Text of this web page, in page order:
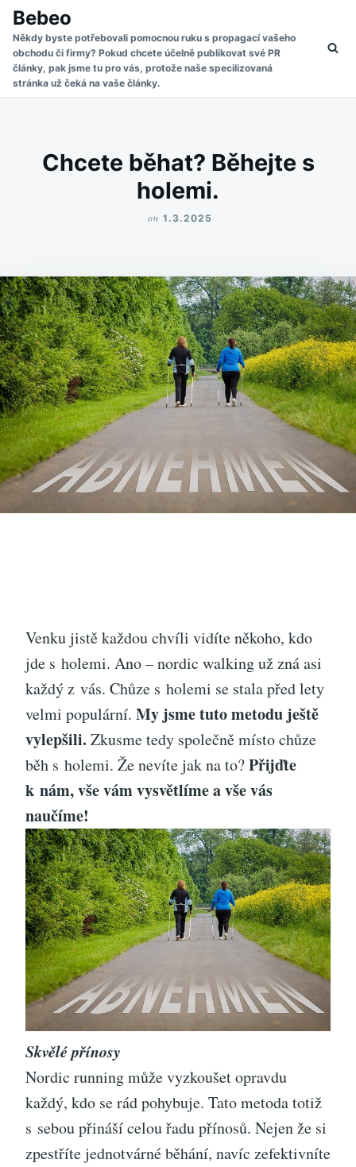
Skip
content
Search
for:
Bebeo
Někdy byste potřebovali pomocnou ruku s propagací vašeho
obchodu či firmy? Pokud chcete účelně publikovat své PR
články, pak jsme tu pro vás, protože naše specilizovaná
stránka už čeká na vaše články.
Chcete běhat? Běhejte s
holemi.
on 1.3.2025
Venku jistě každou chvíli vidíte někoho, kdo
jde s holemi. Ano – nordic walking už zná asi
každý z vás. Chůze s holemi se stala před lety
velmi populární. My jsme tuto metodu ještě
vylepšili. Zkusme tedy společně místo chůze
běh s holemi. Že nevíte jak na to?Přijďte
k nám, vše vám vysvětlíme a vše vás
naučíme!
Skvělé přínosy
Nordic running může vyzkoušet opravdu
každý, kdo se rád pohybuje. Tato metoda totiž
s sebou přináší celou řadu přínosů. Nejen že si
zpestříte jednotvárné běhání, navíc zefektivníte